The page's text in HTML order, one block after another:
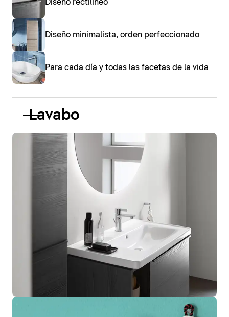
Diseño rectilíneo
Diseño minimalista, orden perfeccionado
Para cada día y todas las facetas de la vida
Lavabo